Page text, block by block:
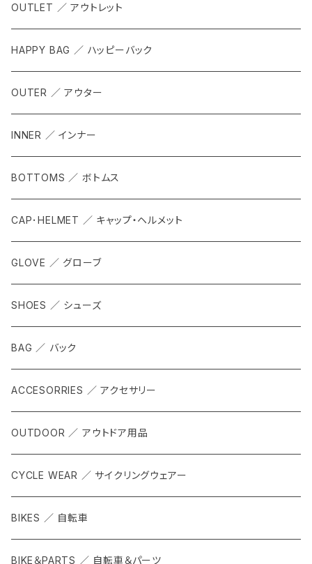
OUTLET ／ アウトレット
HAPPY BAG ／ ハッピーバック
OUTER ／ アウター
INNER ／ インナー
BOTTOMS ／ ボトムス
CAP･HELMET ／ キャップ・ヘルメット
GLOVE ／ グローブ
SHOES ／ シューズ
BAG ／ バック
ACCESORRIES ／ アクセサリー
OUTDOOR ／ アウトドア用品
CYCLE WEAR ／ サイクリングウェアー
BIKES ／ 自転車
BIKE＆PARTS ／ 自転車＆パーツ